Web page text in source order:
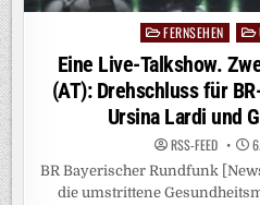
Posted
in
FERNSEHEN
Eine Live-Talkshow.
(AT): Drehschluss für
Ursina Lardi und
RSS-FEED
BR Bayerischer Rundfunk
die umstrittene